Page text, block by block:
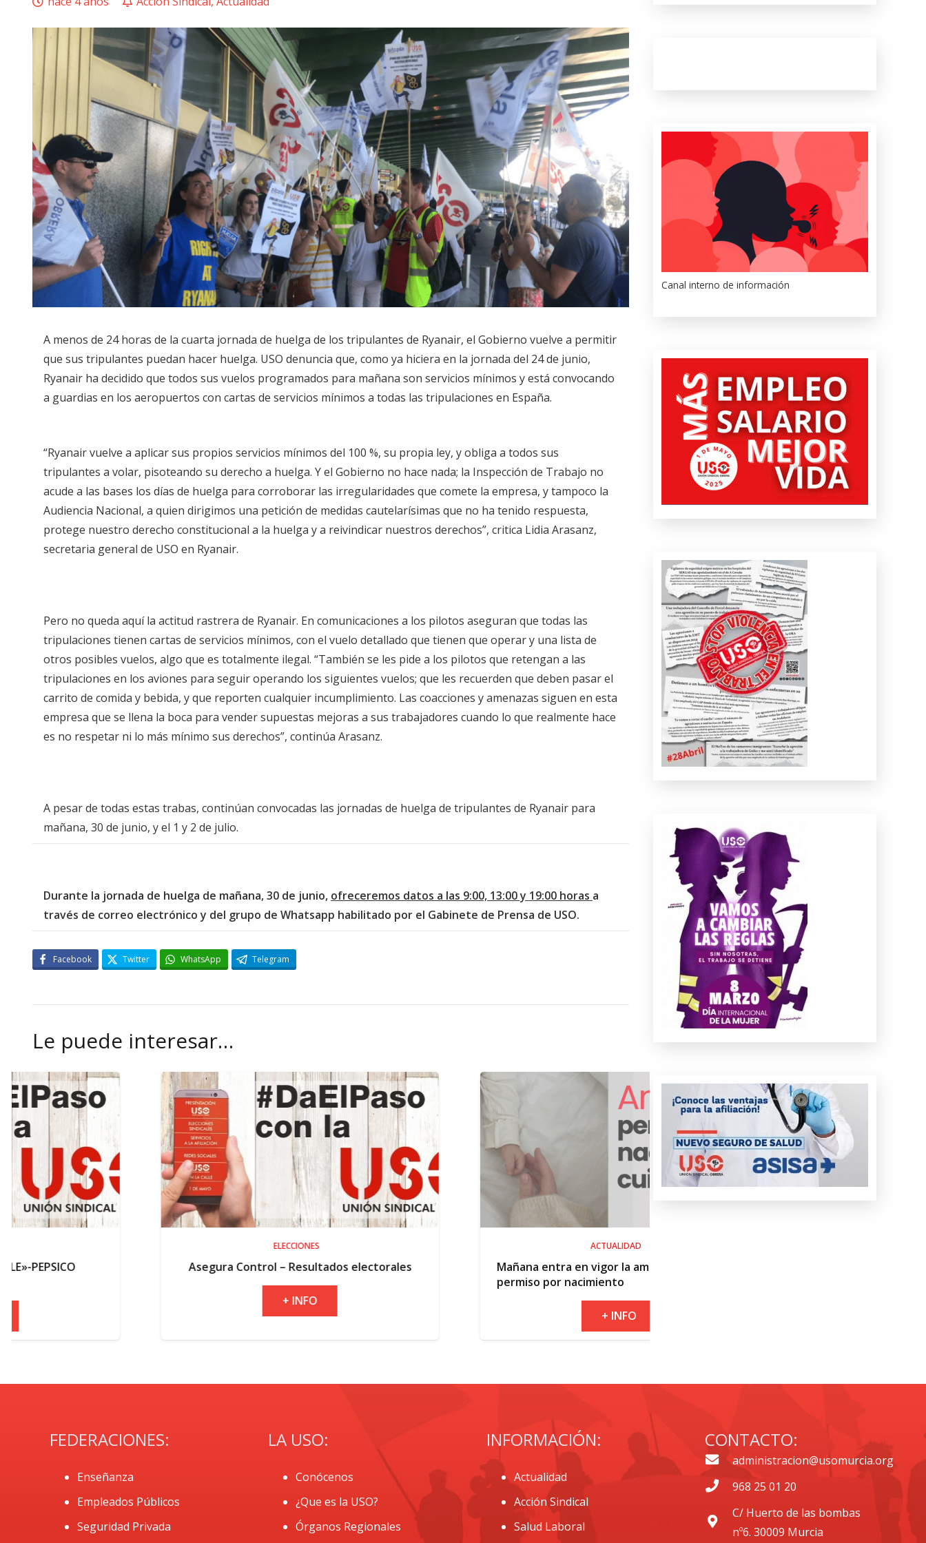
A menos de 24 horas de la cuarta jornada de huelga de los tripulantes de Ryanair, el Gobierno vuelve a permitir
que sus tripulantes puedan hacer huelga. USO denuncia que, como ya hiciera en la jornada del 24 de junio,
Ryanair ha decidido que todos sus vuelos programados para mañana son servicios mínimos y está convocando
a guardias en los aeropuertos con cartas de servicios mínimos a todas las tripulaciones en España.
“Ryanair vuelve a aplicar sus propios servicios mínimos del 100 %, su propia ley, y obliga a todos sus
tripulantes a volar, pisoteando su derecho a huelga. Y el Gobierno no hace nada; la Inspección de Trabajo no
acude a las bases los días de huelga para corroborar las irregularidades que comete la empresa, y tampoco la
Audiencia Nacional, a quien dirigimos una petición de medidas cautelarísimas que no ha tenido respuesta,
protege nuestro derecho constitucional a la huelga y a reivindicar nuestros derechos”, critica Lidia Arasanz,
secretaria general de USO en Ryanair.
Pero no queda aquí la actitud rastrera de Ryanair. En comunicaciones a los pilotos aseguran que todas las
tripulaciones tienen cartas de servicios mínimos, con el vuelo detallado que tienen que operar y una lista de
otros posibles vuelos, algo que es totalmente ilegal. “También se les pide a los pilotos que retengan a las
tripulaciones en los aviones para seguir operando los siguientes vuelos; que les recuerden que deben pasar el
carrito de comida y bebida, y que reporten cualquier incumplimiento. Las coacciones y amenazas siguen en esta
empresa que se llena la boca para vender supuestas mejoras a sus trabajadores cuando lo que realmente hace
es no respetar ni lo más mínimo sus derechos”, continúa Arasanz.
A pesar de todas estas trabas, continúan convocadas las jornadas de huelga de tripulantes de Ryanair para
mañana, 30 de junio, y el 1 y 2 de julio.
Durante la jornada de huelga de mañana, 30 de junio, ofreceremos datos a las 9:00, 13:00 y 19:00 horas a
través de correo electrónico y del grupo de Whatsapp habilitado por el Gabinete de Prensa de USO.
Facebook Twitter WhatsApp Telegram
Le puede interesar…
Asegura Control – Resultados electorales
Mañana entra en vigor la ampliación del
permiso por nacimiento
Canal interno de información
FEDERACIONES:
Enseñanza
Empleados Públicos
Seguridad Privada
LA USO:
Conócenos
¿Que es la USO?
Órganos Regionales
INFORMACIÓN:
Actualidad
Acción Sindical
Salud Laboral
CONTACTO:
administracion@usomurcia.org
968 25 01 20
C/ Huerto de las bombas
nº6. 30009 Murcia